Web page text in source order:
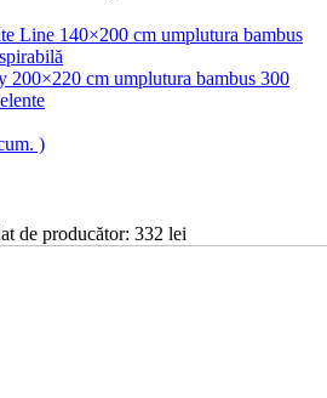
Line 140×200 cm umplutura bambus
200×220 cm umplutura bambus 300
)
de producător: 332 lei